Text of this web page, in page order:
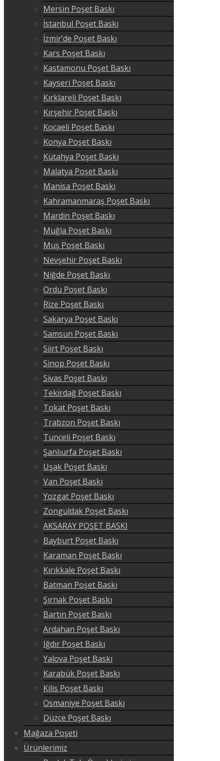
Mersin Poşet Baskı
İstanbul Poşet Baskı
İzmir’de Poşet Baskı
Kars Poşet Baskı
Kastamonu Poşet Baskı
Kayseri Poşet Baskı
Kırklareli Poşet Baskı
Kırşehir Poşet Baskı
Kocaeli Poşet Baskı
Konya Poşet Baskı
Kütahya Poşet Baskı
Malatya Poşet Baskı
Manisa Poşet Baskı
Kahramanmaraş Poşet Baskı
Mardin Poşet Baskı
Muğla Poşet Baskı
Muş Poşet Baskı
Nevşehir Poşet Baskı
Niğde Poşet Baskı
Ordu Poşet Baskı
Rize Poşet Baskı
Sakarya Poşet Baskı
Samsun Poşet Baskı
Siirt Poşet Baskı
Sinop Poşet Baskı
Sivas Poşet Baskı
Tekirdağ Poşet Baskı
Tokat Poşet Baskı
Trabzon Poşet Baskı
Tunceli Poşet Baskı
Şanlıurfa Poşet Baskı
Uşak Poşet Baskı
Van Poşet Baskı
Yozgat Poşet Baskı
Zonguldak Poşet Baskı
AKSARAY POŞET BASKI
Bayburt Poşet Baskı
Karaman Poşet Baskı
Kırıkkale Poşet Baskı
Batman Poşet Baskı
Şırnak Poşet Baskı
Bartın Poşet Baskı
Ardahan Poşet Baskı
Iğdır Poşet Baskı
Yalova Poşet Baskı
Karabük Poşet Baskı
Kilis Poşet Baskı
Osmaniye Poşet Baskı
Düzce Poşet Baskı
Mağaza Poşeti
Ürünlerimiz